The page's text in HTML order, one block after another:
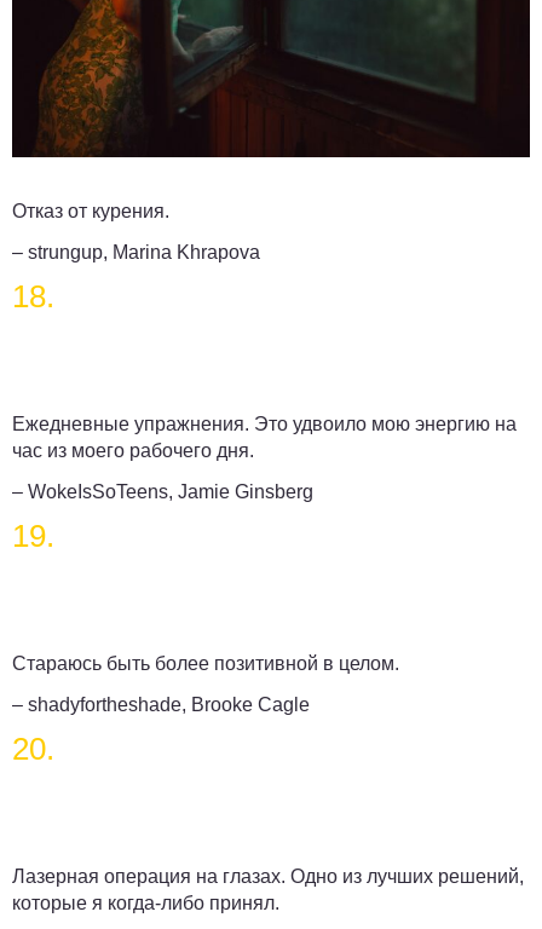
Отказ от курения.
– strungup, Marina Khrapova
18.
Ежедневные упражнения. Это удвоило мою энергию на
час из моего рабочего дня.
– WokeIsSoTeens, Jamie Ginsberg
19.
Стараюсь быть более позитивной в целом.
– shadyfortheshade, Brooke Cagle
20.
Лазерная операция на глазах. Одно из лучших решений,
которые я когда-либо принял.